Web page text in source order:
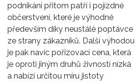
podnikání přitom patří i pojízdné
občerstvení, které je výhodné
především díky neustálé poptávce
ze strany zákazníků. Další výhodou
je pak navíc pořizovací cena, která
je oproti jiným druhů živností nízká
a nabízí určitou míru jistoty